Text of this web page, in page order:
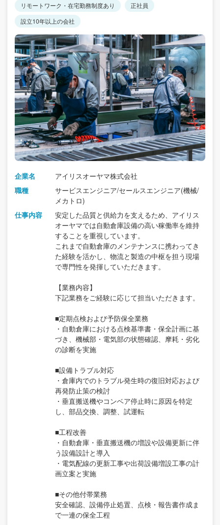
リモートワーク・在宅勤務制度あり
正社員
設立10年以上の会社
企業名
アイリスオーヤマ株式会社
職種
サービスエンジニア/セールスエンジニア(機械/
メカトロ)
仕事内容
安定した品質と供給力を支えるため、アイリス
オーヤマでは自動倉庫設備の高い稼働率を維持
することを重視しています。
これまで自動倉庫のメンテナンスに携わってき
た経験を活かし、物流と製造の中枢を担う現場
で専門性を発揮していただきます。
【業務内容】
下記業務をご経験に応じて担当いただきます。
■定期点検および予防保全業務
・自動倉庫における点検基準書・保全計画に基
づき、機械部・電気部の状態確認、摩耗・劣化
の診断を実施
■設備トラブル対応
・倉庫内でのトラブル発生時の復旧対応および
再発防止策の検討
・垂直搬送機やコンベア停止時に原因を特定
し、部品交換、調整、試運転
■工程改善
・自動倉庫・垂直搬送機の増設や設備更新に伴
う設備設計と導入
・電気配線の更新工事や出荷設備増設工事の計
画立案と実施
■その他付帯業務
安全確認、設備停止処置、点検・報告書作成ま
で一連の保全工程